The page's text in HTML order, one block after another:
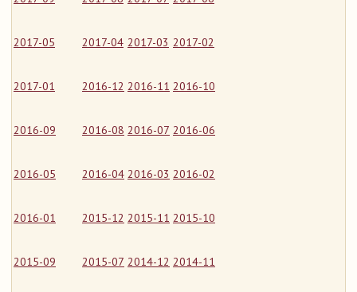
2017-05 2017-04 2017-03 2017-02
2017-01 2016-12 2016-11 2016-10
2016-09 2016-08 2016-07 2016-06
2016-05 2016-04 2016-03 2016-02
2016-01 2015-12 2015-11 2015-10
2015-09 2015-07 2014-12 2014-11